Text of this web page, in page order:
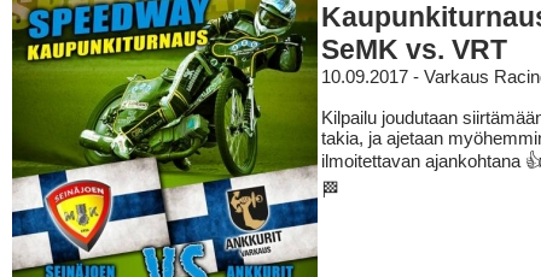
SeMK vs. VRT
10.09.2017 - Varkaus
Kilpailu joudutaan
takia, ja ajetaan
ilmoitettavan ajankohtana
🏁